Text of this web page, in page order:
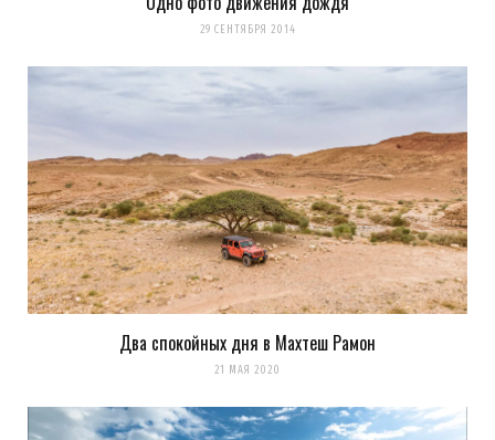
29 СЕНТЯБРЯ 2014
Два спокойных дня в Махтеш Рамон
21 МАЯ 2020